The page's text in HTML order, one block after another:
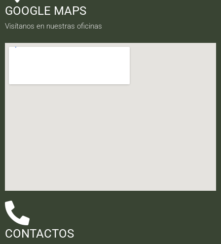
GOOGLE MAPS
Visítanos en nuestras oficinas
CONTACTOS